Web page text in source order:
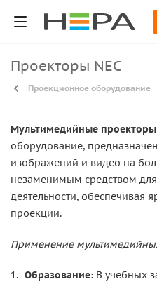
Проекторы NEC
Проекционное оборудование
Мультимедийные проекторы
оборудование,
изображений и видео на
незаменимым средством
деятельности, обеспечивая
проекции.
Применение
Образование: В учебных